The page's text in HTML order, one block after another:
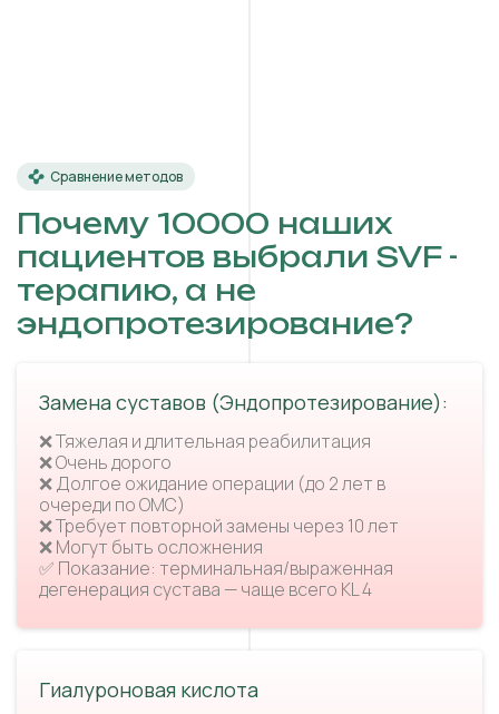
Сравнение методов
Почему 10000 наших
пациентов выбрали SVF -
терапию, а не
эндопротезирование?
Замена суставов (Эндопротезирование):
❌ Тяжелая и длительная реабилитация
❌ Очень дорого
❌ Долгое ожидание операции (до 2 лет в
очереди по ОМС)
❌ Требует повторной замены через 10 лет
❌ Могут быть осложнения
✅ Показание: терминальная/выраженная
дегенерация сустава — чаще всего KL 4
Гиалуроновая кислота